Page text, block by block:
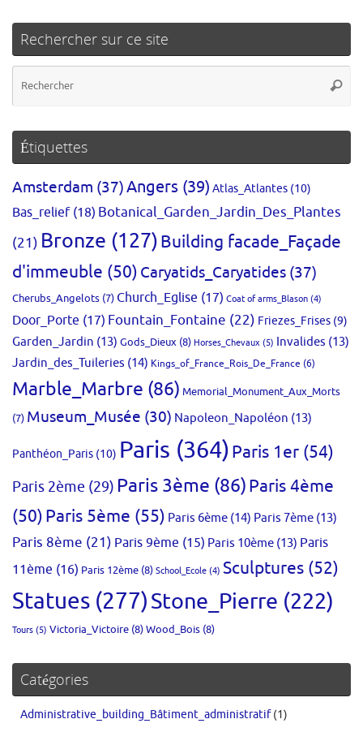
Rechercher sur ce site
Étiquettes
Amsterdam (37)Angers (39) Atlas_Atlantes (10)
Bas_relief(18) Botanical_Garden_Jardin_Des_Plantes
(21) Bronze (127)Building facade_Façade
d'immeuble (50) Caryatids_Caryatides (37)
Cherubs_Angelots (7) Church_Eglise (17) Coat of arms_Blason (4)
Door_Porte (17) Fountain_Fontaine (22) Friezes_Frises (9)
Garden_Jardin (13) Gods_Dieux (8) Horses_Chevaux (5) Invalides (13)
Jardin_des_Tuileries (14) Kings_of_France_Rois_De_France (6)
Marble_Marbre (86) Memorial_Monument_Aux_Morts
(7) Museum_Musée (30) Napoleon_Napoléon (13)
Panthéon_Paris (10) Paris (364)Paris 1er (54)
Paris 2ème (29) Paris 3ème (86)Paris 4ème
(50)Paris 5ème (55) Paris 6ème (14) Paris 7ème (13)
Paris 8ème (21) Paris 9ème (15) Paris 10ème (13) Paris
11ème (16) Paris 12ème (8) School_Ecole (4) Sculptures (52)
Statues (277)Stone_Pierre (222)
Tours (5) Victoria_Victoire (8)Wood_Bois (8)
Catégories
Administrative_building_Bâtiment_administratif(1)